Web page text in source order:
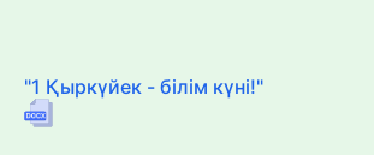
"1 Қыркүйек - білім күні!"